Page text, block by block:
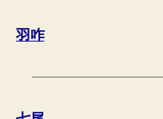
羽咋